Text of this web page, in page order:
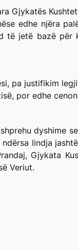
Gjykatës
edhe njëra
të jetë bazë
pa justifikim
por edhe
dyshime
lindja
Gjykata
Veriut.